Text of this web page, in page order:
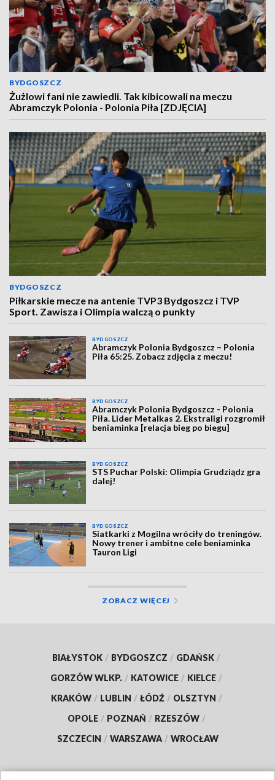
BYDGOSZCZ
Żużlowi fani nie zawiedli. Tak kibicowali na meczu
Abramczyk Polonia - Polonia Piła [ZDJĘCIA]
BYDGOSZCZ
Piłkarskie mecze na antenie TVP3 Bydgoszcz i TVP
Sport. Zawisza i Olimpia walczą o punkty
BYDGOSZCZ
Abramczyk Polonia Bydgoszcz – Polonia
Piła 65:25. Zobacz zdjęcia z meczu!
BYDGOSZCZ
Abramczyk Polonia Bydgoszcz - Polonia
Piła. Lider Metalkas 2. Ekstraligi rozgromił
beniaminka [relacja bieg po biegu]
BYDGOSZCZ
STS Puchar Polski: Olimpia Grudziądz gra
dalej!
BYDGOSZCZ
Siatkarki z Mogilna wróciły do treningów.
Nowy trener i ambitne cele beniaminka
Tauron Ligi
ZOBACZ WIĘCEJ
BIAŁYSTOK / BYDGOSZCZ / GDAŃSK /
GORZÓW WLKP. / KATOWICE / KIELCE /
KRAKÓW / LUBLIN / ŁÓDŹ / OLSZTYN /
OPOLE / POZNAŃ / RZESZÓW /
SZCZECIN / WARSZAWA / WROCŁAW